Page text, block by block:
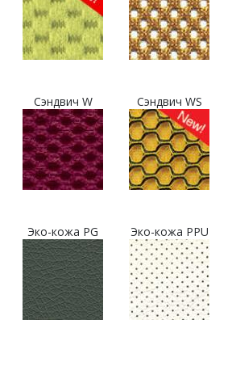
Сэндвич W Сэндвич WS
Эко-кожа PG Эко-кожа PPU